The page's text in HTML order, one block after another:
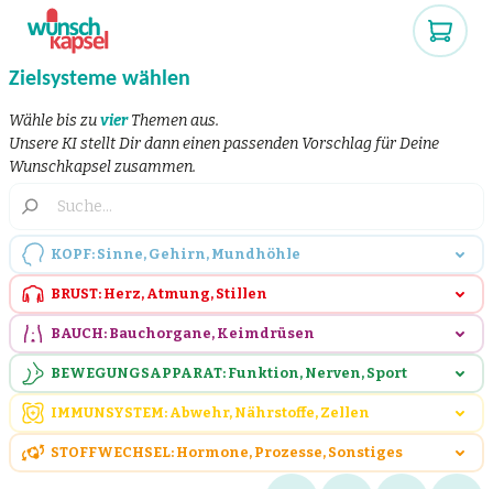
Zielsysteme wählen
Wähle bis zuvierThemen aus.
Unsere KI stellt Dir dann einen passenden Vorschlag für Deine
Wunschkapsel zusammen.
KOPF: Sinne, Gehirn, Mundhöhle
BRUST: Herz, Atmung, Stillen
BAUCH: Bauchorgane, Keimdrüsen
BEWEGUNGSAPPARAT: Funktion, Nerven, Sport
IMMUNSYSTEM: Abwehr, Nährstoffe, Zellen
STOFFWECHSEL: Hormone, Prozesse, Sonstiges